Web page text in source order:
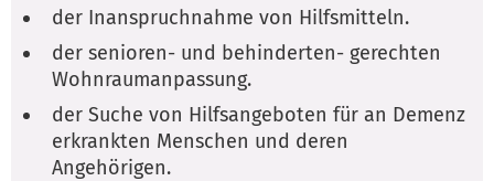
der Inanspruchnahme von Hilfsmitteln.
der senioren- und behinderten- gerechten
Wohnraumanpassung.
der Suche von Hilfsangeboten für an Demenz
erkrankten Menschen und deren
Angehörigen.